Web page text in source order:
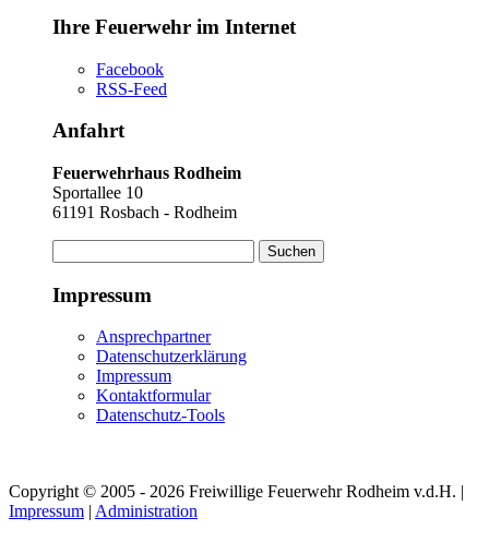
Ihre Feuerwehr im Internet
Facebook
RSS-Feed
Anfahrt
Feuerwehrhaus Rodheim
Sportallee 10
61191 Rosbach - Rodheim
nach:
Impressum
Ansprechpartner
Datenschutzerklärung
Impressum
Kontaktformular
Datenschutz-Tools
Copyright © 2005 - 2026 Freiwillige Feuerwehr Rodheim v.d.H. |
Impressum Administration